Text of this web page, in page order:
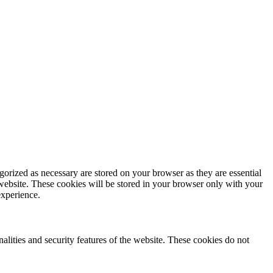
as necessary are stored on your browser as they are essential
These cookies will be stored in your browser only with your
and security features of the website. These cookies do not